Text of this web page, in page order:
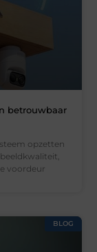
betrouwbaar
opzetten
voordeur
BLOG